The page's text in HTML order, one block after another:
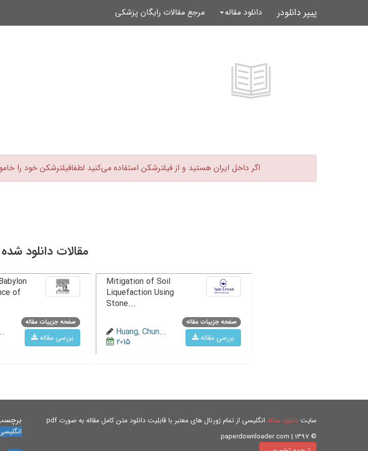
پیپر دانلودر دانلود مقاله مرجع مقالات رایگان پزشکی
اگر داخل ایران هستید و از فیلترشکن استفاده می‌کنید لطفافیلترشکن خود را
مقالات دانلود
صفحه جزییات مقاله
بررسی مقاله
Mitigation of Soil
Liquefaction Using
Stone...
Huang, Chun...
2015
صفحه جزییات مقاله
بررسی مقاله
of
سایت دانلود مقاله انگلیسی از تمام ژورنال های معتبر با قابلیت دانلود متن کامل مقاله به صورت pdf
© paperdownloader.com | 1397